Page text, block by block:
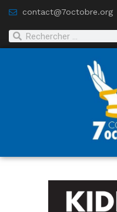
contact@7octobre.org